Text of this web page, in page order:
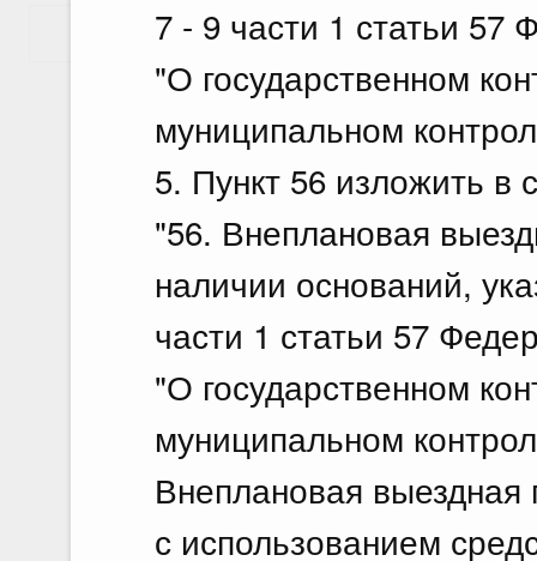
7 - 9 части 1 статьи 57
"О государственном
муниципальном
5. Пункт 56 изложить
"56. Внеплановая
наличии оснований,
части 1 статьи 57
"О государственном
муниципальном
Внеплановая
с использованием
Показать еще